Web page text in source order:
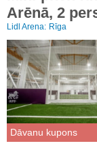
Arēnā, 2
Lidl Arena: Rīga
Dāvanu kupons